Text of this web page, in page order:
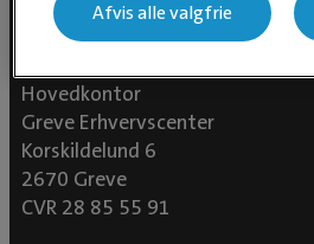
Hovedkontor
Greve Erhvervscenter
Korskildelund 6
2670 Greve
CVR 28 85 55 91
Afvis alle valgfrie